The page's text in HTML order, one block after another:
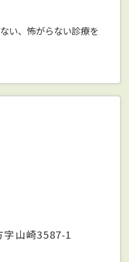
い、怖がらない診療を
字山崎3587-1